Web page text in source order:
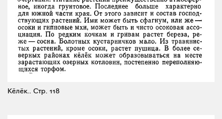
Кёлёк.. Стр. 118